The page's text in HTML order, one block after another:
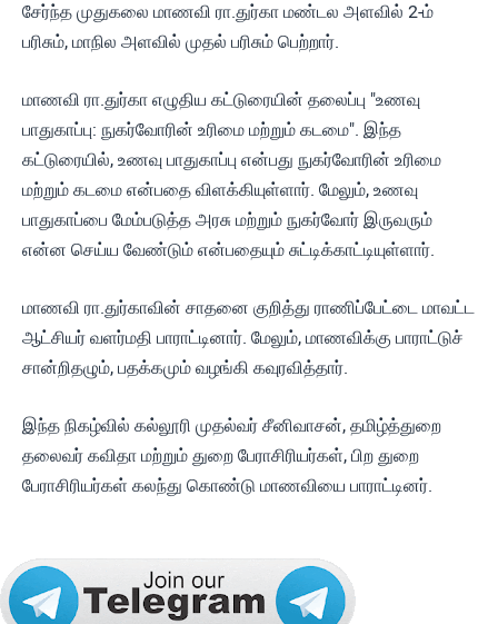
சேர்ந்த முதுகலை மாணவி ரா.துர்கா மண்டல அளவில் 2-ம்
பரிசும், மாநில அளவில் முதல் பரிசும் பெற்றார்.
மாணவி ரா.துர்கா எழுதிய கட்டுரையின் தலைப்பு "உணவு
பாதுகாப்பு: நுகர்வோரின் உரிமை மற்றும் கடமை". இந்த
கட்டுரையில், உணவு பாதுகாப்பு என்பது நுகர்வோரின் உரிமை
மற்றும் கடமை என்பதை விளக்கியுள்ளார். மேலும், உணவு
பாதுகாப்பை மேம்படுத்த அரசு மற்றும் நுகர்வோர் இருவரும்
என்ன செய்ய வேண்டும் என்பதையும் சுட்டிக்காட்டியுள்ளார்.
மாணவி ரா.துர்காவின் சாதனை குறித்து ராணிப்பேட்டை மாவட்ட
ஆட்சியர் வளர்மதி பாராட்டினார். மேலும், மாணவிக்கு பாராட்டுச்
சான்றிதழும், பதக்கமும் வழங்கி கவுரவித்தார்.
இந்த நிகழ்வில் கல்லூரி முதல்வர் சீனிவாசன், தமிழ்த்துறை
தலைவர் கவிதா மற்றும் துறை பேராசிரியர்கள், பிற துறை
பேராசிரியர்கள் கலந்து கொண்டு மாணவியை பாராட்டினர்.